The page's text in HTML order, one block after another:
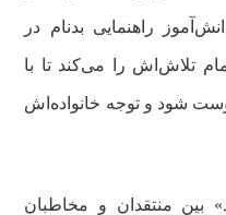
راهنمایی بدنام در
تلاش‌اش را می‌کند تا با
شود و توجه خانواده‌اش
منتقدان و مخاطبان